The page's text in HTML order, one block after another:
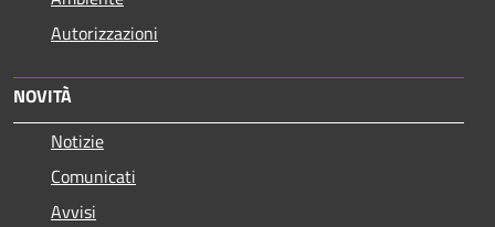
Autorizzazioni
NOVITÀ
Notizie
Comunicati
Avvisi